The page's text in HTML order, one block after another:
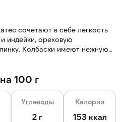
сочетают в себе легкость
индейки, ореховую
Колбаски имеют нежную
при температуре не выше -18
упаковки — при температуре
часов.
100 г
Углеводы
2 г
Калории
153 ккал